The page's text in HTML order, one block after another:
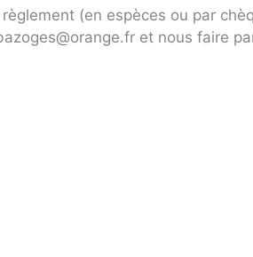
(en espèces ou par
et nous faire